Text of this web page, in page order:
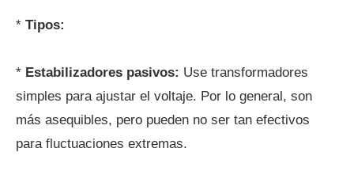
* Tipos:
* Estabilizadores pasivos: Use transformadores
simples para ajustar el voltaje. Por lo general, son
más asequibles, pero pueden no ser tan efectivos
para fluctuaciones extremas.